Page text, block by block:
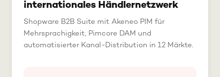
internationales Händlernetzwerk
Shopware B2B Suite mit Akeneo PIM für
Mehrsprachigkeit, Pimcore DAM und
automatisierter Kanal-Distribution in 12 Märkte.